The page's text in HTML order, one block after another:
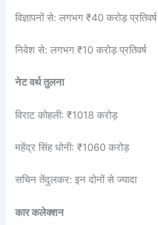
विज्ञापनों से: लगभग ₹40 करोड़ प्रतिवर्ष
निवेश से: लगभग ₹10 करोड़ प्रतिवर्ष
नेट वर्थ तुलना
विराट कोहली: ₹1018 करोड़
महेंद्र सिंह धोनी: ₹1060 करोड़
सचिन तेंदुलकर: इन दोनों से ज्यादा
कार कलेक्शन